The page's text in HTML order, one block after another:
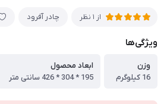
از 1 نظر چادر آفرود
ویژگی‌ها
وزن
16 کیلوگرم
ابعاد محصول
195 * 304 * 426 سانتی متر